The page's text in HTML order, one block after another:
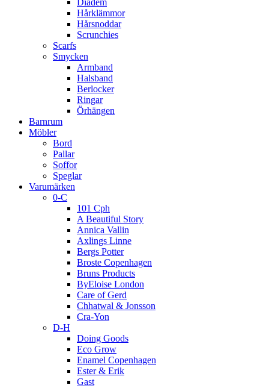
Diadem
Hårklämmor
Hårsnoddar
Scrunchies
Scarfs
Smycken
Armband
Halsband
Berlocker
Ringar
Örhängen
Barnrum
Möbler
Bord
Pallar
Soffor
Speglar
Varumärken
0-C
101 Cph
A Beautiful Story
Annica Vallin
Axlings Linne
Bergs Potter
Broste Copenhagen
Bruns Products
ByEloise London
Care of Gerd
Chhatwal & Jonsson
Cra-Yon
D-H
Doing Goods
Eco Grow
Enamel Copenhagen
Ester & Erik
Gast